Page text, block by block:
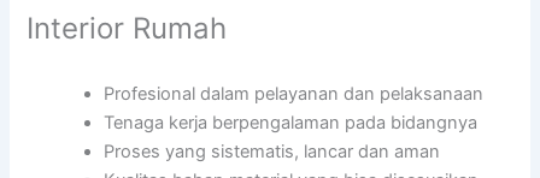
Interior Rumah
Profesional dalam pelayanan dan pelaksanaan
Tenaga kerja berpengalaman pada bidangnya
Proses yang sistematis, lancar dan aman